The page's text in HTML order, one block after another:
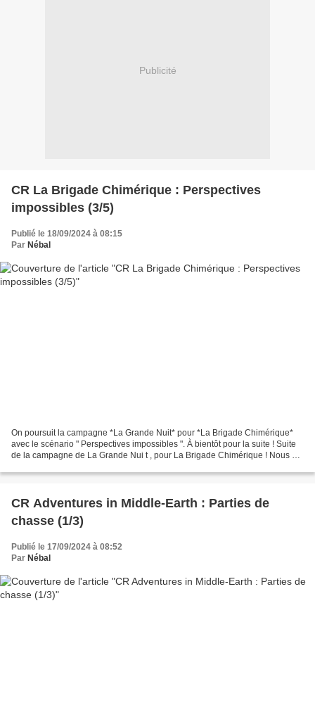
Publicité
CR La Brigade Chimérique : Perspectives
impossibles (3/5)
Publié le 18/09/2024 à 08:15
Par Nébal
On poursuit la campagne *La Grande Nuit* pour *La Brigade Chimérique*
avec le scénario " Perspectives impossibles ". À bientôt pour la suite ! Suite
de la campagne de La Grande Nui t , pour La Brigade Chimérique ! Nous en
CR Adventures in Middle-Earth : Parties de
chasse (1/3)
Publié le 17/09/2024 à 08:52
Par Nébal